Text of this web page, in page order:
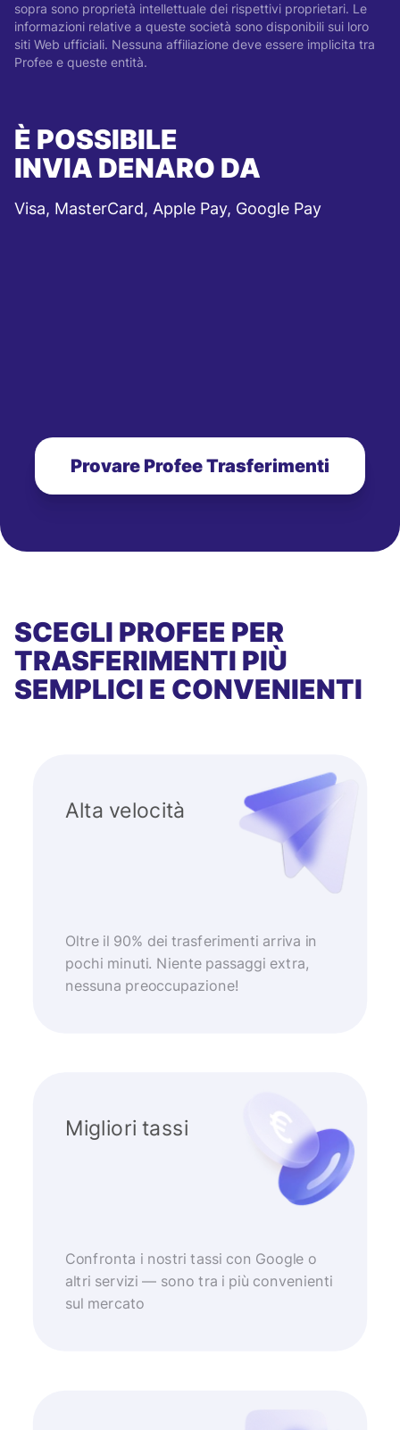
sopra sono proprietà intellettuale dei rispettivi proprietari. Le
informazioni relative a queste società sono disponibili sui loro
siti Web ufficiali. Nessuna affiliazione deve essere implicita tra
Profee e queste entità.
È POSSIBILE
INVIA DENARO DA
Visa, MasterCard, Apple Pay, Google Pay
Provare Profee Trasferimenti
SCEGLI PROFEE PER
TRASFERIMENTI PIÙ
SEMPLICI E CONVENIENTI
Alta velocità
Oltre il 90% dei trasferimenti arriva in
pochi minuti. Niente passaggi extra,
nessuna preoccupazione!
Migliori tassi
Confronta i nostri tassi con Google o
altri servizi — sono tra i più convenienti
sul mercato